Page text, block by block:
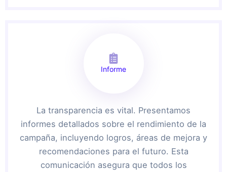
Informe
La transparencia es vital. Presentamos
informes detallados sobre el rendimiento de la
campaña, incluyendo logros, áreas de mejora y
recomendaciones para el futuro. Esta
comunicación asegura que todos los